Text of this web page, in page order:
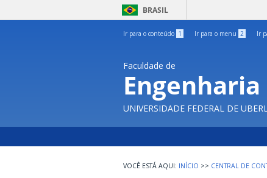
BRASIL
Ir para o conteúdo 1 Ir para o menu 2 Ir
Faculdade de
Engenharia
UNIVERSIDADE FEDERAL DE
INÍCIO >> CENTRAL DE